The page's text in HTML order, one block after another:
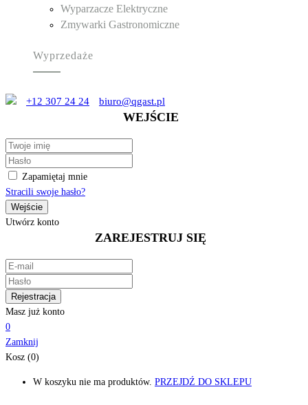
Wyparzacze Elektryczne
Zmywarki Gastronomiczne
Wyprzedaże
+12 307 24 24 biuro@qgast.pl
WEJŚCIE
Zapamiętaj mnie
Stracili swoje hasło?
Utwórz konto
ZAREJESTRUJ SIĘ
Masz już konto
0
Zamknij
Kosz (0)
W koszyku nie ma produktów. PRZEJDŹ DO SKLEPU